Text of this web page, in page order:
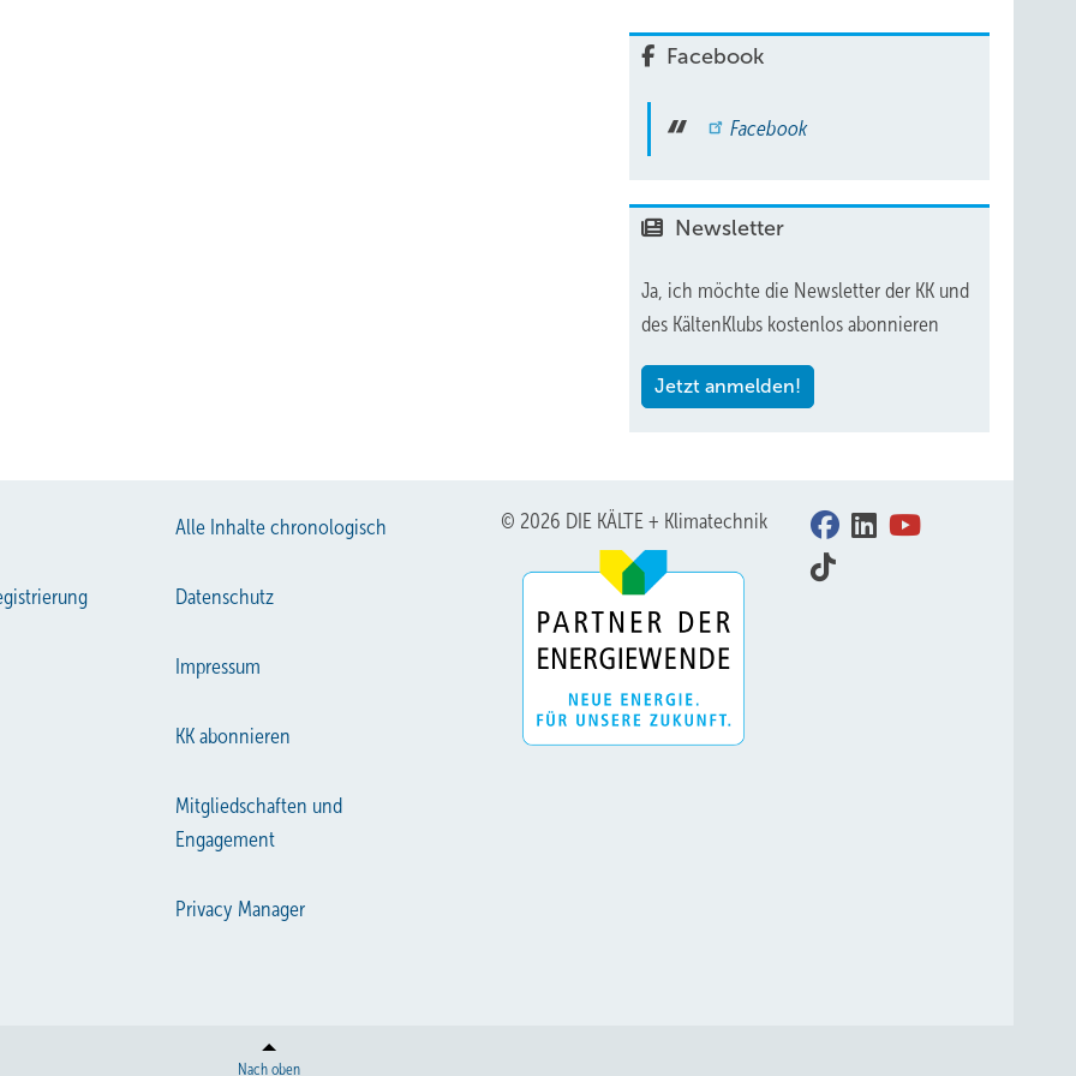
Facebook
Facebook
Newsletter
Ja, ich möchte die Newsletter der KK und
des KältenKlubs kostenlos abonnieren
Jetzt anmelden!
Alle Inhalte chronologisch
Datenschutz
Impressum
KK abonnieren
Mitgliedschaften und
Engagement
Privacy Manager
© 2026 DIE KÄLTE + Klimatechnik
Nach oben